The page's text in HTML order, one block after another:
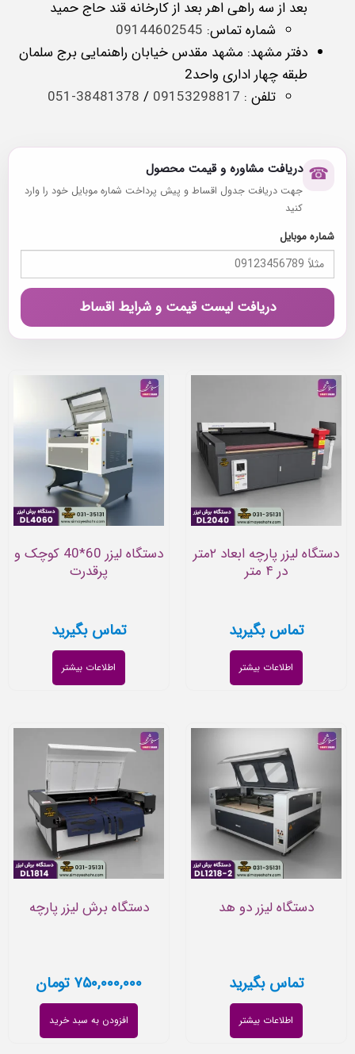
بعد از سه راهی اهر بعد از کارخانه قند حاج حمید
شماره تماس: 09144602545
دفتر مشهد: مشهد مقدس خیابان راهنمایی برج سلمان
طبقه چهار اداری واحد2
تلفن : 09153298817
/
38481378-051
☎ دریافت مشاوره و قیمت محصول
جهت دریافت جدول اقساط و پیش پرداخت شماره موبایل خود را وارد
کنید
شماره موبایل
دریافت لیست قیمت و شرایط اقساط
دستگاه لیزر پارچه ابعاد ۲متر
در ۴ متر
تماس بگیرید
اطلاعات بیشتر
دستگاه لیزر 60*40 کوچک و
پرقدرت
تماس بگیرید
اطلاعات بیشتر
دستگاه لیزر دو هد
تماس بگیرید
اطلاعات بیشتر
دستگاه برش لیزر پارچه
۷۵۰,۰۰۰,۰۰۰ تومان
افزودن به سبد خرید